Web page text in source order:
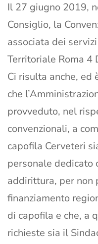
Il 27 giugno 2019,
Consiglio, la
associata dei
Territoriale Roma
Ci risulta anche, ed
che
provveduto, nel
convenzionali, a
capofila Cerveteri
personale dedicato
addirittura, per non
finanziamento
di capofila e che, a
richieste sia il